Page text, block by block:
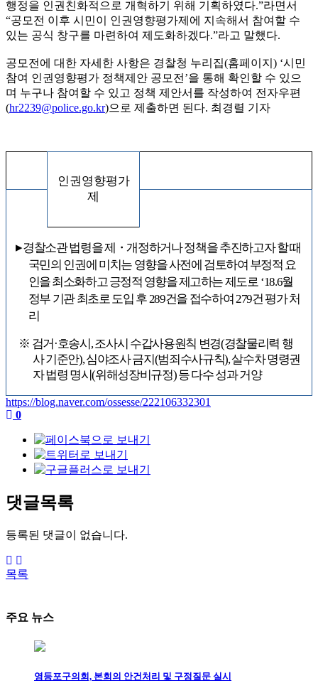
행정을 인권친화적으로 개혁하기 위해 기획하였다.”라면서
“공모전 이후 시민이 인권영향평가제에 지속해서 참여할 수
있는 공식 창구를 마련하여 제도화하겠다.”라고 말했다.
공모전에 대한 자세한 사항은 경찰청 누리집(홈페이지) ‘시민
참여 인권영향평가 정책제안 공모전’을 통해 확인할 수 있으
며 누구나 참여할 수 있고 정책 제안서를 작성하여 전자우편
(hr2239@police.go.kr)으로 제출하면 된다. 최경렬 기자
인권영향평가
제
▸경찰소관 법령을 제 ・개정하거나 정책을 추진하고자 할 때
국민의 인권에 미치는 영향을 사전에 검토하여 부정적 요
인을 최소화하고 긍정적 영향을 제고하는 제도로 ‘18.6월
정부 기관 최초로 도입 후 289건을 접수하여 279건 평가 처
리
※ 검거 ·호송시,조사시 수갑사용원칙 변경(경찰물리력 행
사 기준안),심야조사 금지(범죄수사규칙),살수차 명령권
자 법령 명시(위해성장비규정)등 다수 성과 거양
https://blog.naver.com/ossesse/222106332301
0
댓글목록
등록된 댓글이 없습니다.
목록
주요 뉴스
영등포구의회, 본회의 안건처리 및 구정질문 실시